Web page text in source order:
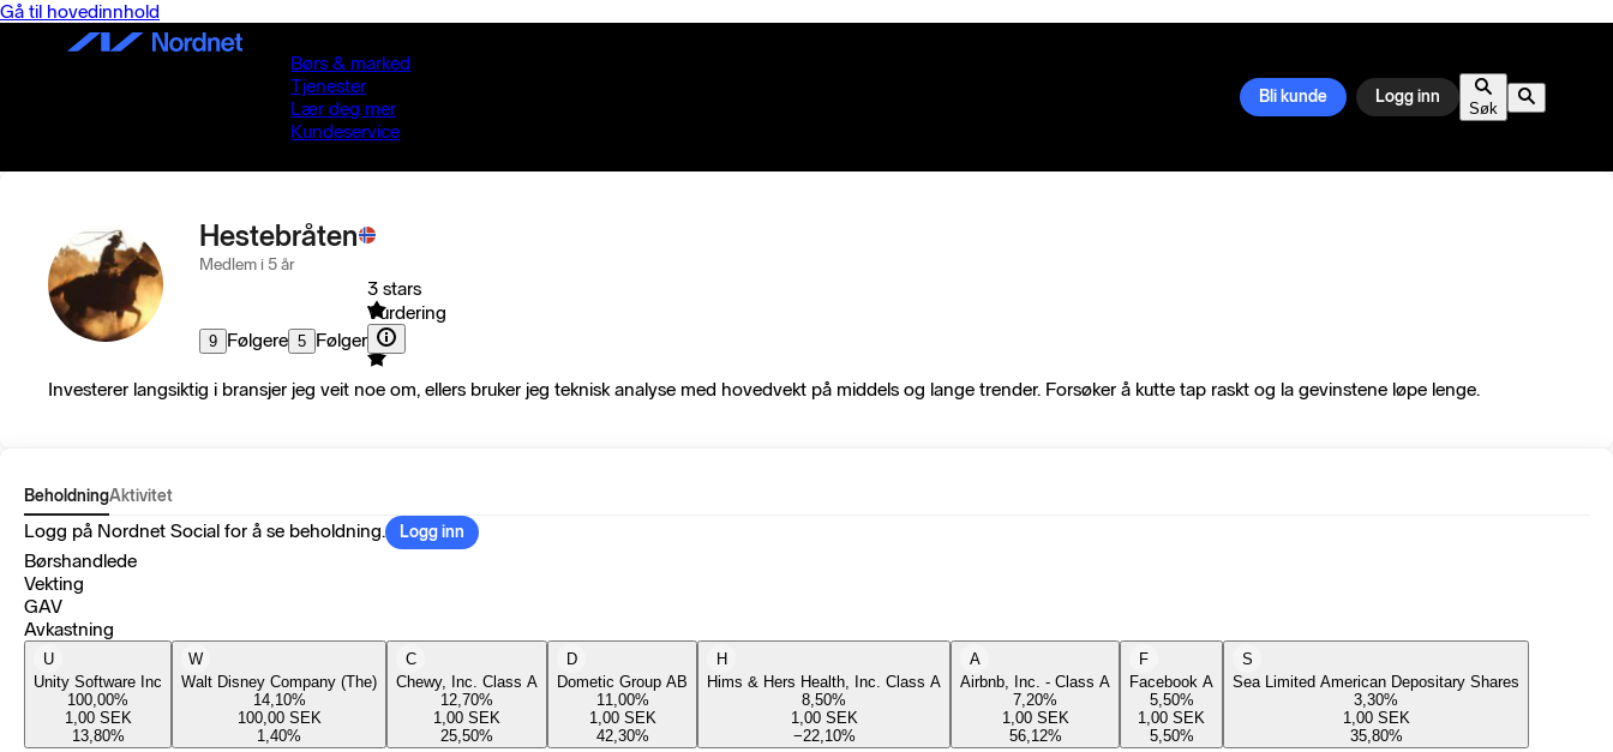
Gå til hovedinnhold
Børs & marked
Tjenester
Lær deg mer
Kundeservice
Bli kunde Logg inn
Søk
Hestebråten
Medlem i 5 år
9 Følgere 5 Følger
3 stars
Vurdering
Investerer langsiktig i bransjer jeg veit noe om, ellers bruker jeg teknisk analyse med hovedvekt på middels og lange trender. Forsøker å kutte tap raskt og la gevinstene løpe lenge.
BeholdningAktivitet
Logg på Nordnet Social for å se beholdning. Logg inn
Børshandlede
Vekting
GAV
Avkastning
U
Unity Software Inc
100,00%
1,00 SEK
13,80%
W
Walt Disney Company (The)
14,10%
100,00 SEK
1,40%
C
Chewy, Inc. Class A
12,70%
1,00 SEK
25,50%
D
Dometic Group AB
11,00%
1,00 SEK
42,30%
H
Hims & Hers Health, Inc. Class A
8,50%
1,00 SEK
−22,10%
A
Airbnb, Inc. - Class A
7,20%
1,00 SEK
56,12%
F
Facebook A
5,50%
1,00 SEK
5,50%
S
Sea Limited American Depositary Shares
3,30%
1,00 SEK
35,80%